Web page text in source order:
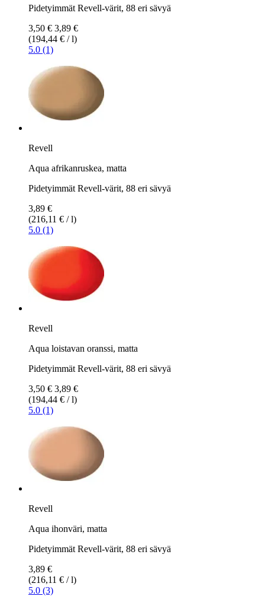
Pidetyimmät Revell-värit, 88 eri sävyä
3,50 € 3,89 €
(194,44 € / l)
5.0 (1)
Revell
Aqua afrikanruskea, matta
Pidetyimmät Revell-värit, 88 eri sävyä
3,89 €
(216,11 € / l)
5.0 (1)
Revell
Aqua loistavan oranssi, matta
Pidetyimmät Revell-värit, 88 eri sävyä
3,50 € 3,89 €
(194,44 € / l)
5.0 (1)
Revell
Aqua ihonväri, matta
Pidetyimmät Revell-värit, 88 eri sävyä
3,89 €
(216,11 € / l)
5.0 (3)